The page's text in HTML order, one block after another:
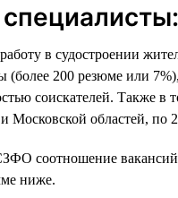
в судостроении
200 резюме или
соискателей. Также
Московской областей, по
соотношение
ниже.